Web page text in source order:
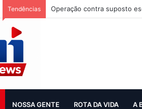
Tendências Operação contra suposto
NOSSA GENTE ROTA DA VIDA A